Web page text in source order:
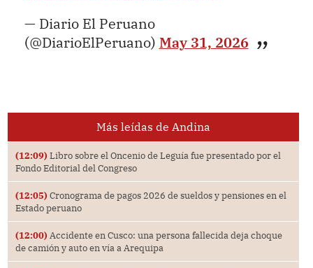
— Diario El Peruano
(@DiarioElPeruano) May 31, 2026
Más leídas de Andina
(12:09) Libro sobre el Oncenio de Leguía fue presentado por el
Fondo Editorial del Congreso
(12:05) Cronograma de pagos 2026 de sueldos y pensiones en el
Estado peruano
(12:00) Accidente en Cusco: una persona fallecida deja choque
de camión y auto en vía a Arequipa